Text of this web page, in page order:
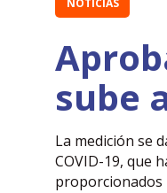
NOTICIAS
sube
La medición se
COVID-19, que
proporcionados